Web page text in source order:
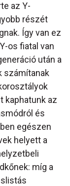
az Y-
részét
Így van ez
os fiatal van
után a
számítanak
kaphatunk az
és
egészen
helyett a
míg a